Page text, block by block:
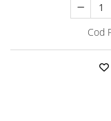
Cod